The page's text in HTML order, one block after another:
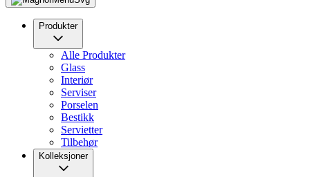
Produkter
Alle Produkter
Glass
Interiør
Serviser
Porselen
Bestikk
Servietter
Tilbehør
Kolleksjoner